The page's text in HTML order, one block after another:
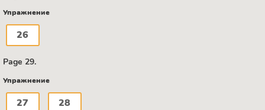
Упражнение
26
Page 29.
Упражнение
27 28